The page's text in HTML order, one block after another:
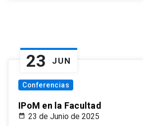
23 JUN
Conferencias
IPoM en la Facultad
23 de Junio de 2025